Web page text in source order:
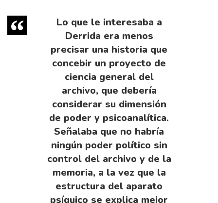
Lo que le interesaba a
Derrida era menos
precisar una historia que
concebir un proyecto de
ciencia general del
archivo, que debería
considerar su dimensión
de poder y psicoanalítica.
Señalaba que no habría
ningún poder político sin
control del archivo y de la
memoria, a la vez que la
estructura del aparato
psíquico se explica mejor